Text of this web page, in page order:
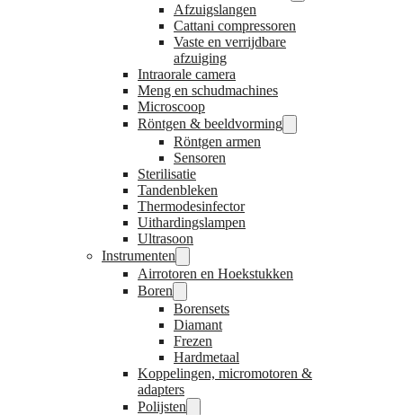
Afzuigslangen
Cattani compressoren
Vaste en verrijdbare
afzuiging
Intraorale camera
Meng en schudmachines
Microscoop
Röntgen & beeldvorming
Röntgen armen
Sensoren
Sterilisatie
Tandenbleken
Thermodesinfector
Uithardingslampen
Ultrasoon
Instrumenten
Airrotoren en Hoekstukken
Boren
Borensets
Diamant
Frezen
Hardmetaal
Koppelingen, micromotoren &
adapters
Polijsten